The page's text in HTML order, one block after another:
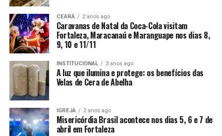
CEARÁ 2 anos ago
Caravanas de Natal da Coca-Cola visitam
Fortaleza, Maracanaú e Maranguape nos dias 8,
9, 10 e 11/11
INSTITUCIONAL 3 anos ago
A luz que ilumina e protege: os benefícios das
Velas de Cera de Abelha
IGREJA 2 anos ago
Misericórdia Brasil acontece nos dias 5, 6 e 7 de
abril em Fortaleza